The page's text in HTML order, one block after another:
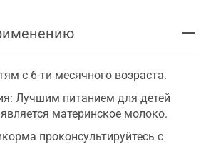
с 6-ти месячного возраста.
Лучшим питанием для детей
материнское молоко.
проконсультируйтесь с